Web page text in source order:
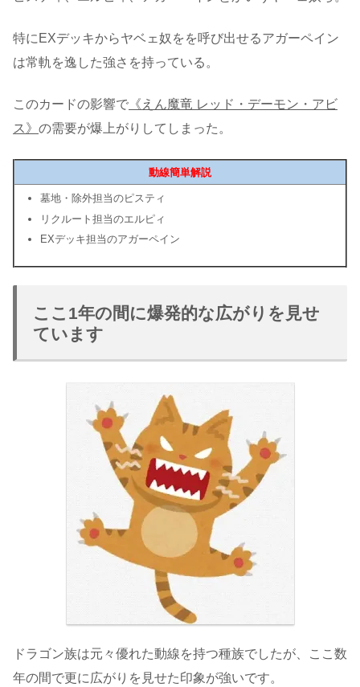
特にEXデッキからヤベェ奴をを呼び出せるアガーペイン
は常軌を逸した強さを持っている。
このカードの影響で 《えん魔竜 レッド・デーモン・アビ
ス》 の需要が爆上がりしてしまった。
動線簡単解説
墓地・除外担当のピスティ
リクルート担当のエルピィ
EXデッキ担当のアガーペイン
ここ1年の間に爆発的な広がりを見せ
ています
ドラゴン族は元々優れた動線を持つ種族でしたが、ここ数
年の間で更に広がりを見せた印象が強いです。